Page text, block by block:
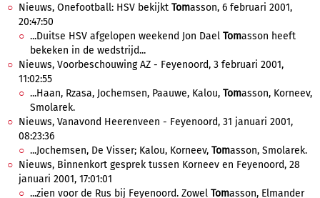
Nieuws, Onefootball: HSV bekijkt Tomasson, 6 februari 2001,
20:47:50
...Duitse HSV afgelopen weekend Jon Dael Tomasson heeft
bekeken in de wedstrijd...
Nieuws, Voorbeschouwing AZ - Feyenoord, 3 februari 2001,
11:02:55
...Haan, Rzasa, Jochemsen, Paauwe, Kalou, Tomasson, Korneev,
Smolarek.
Nieuws, Vanavond Heerenveen - Feyenoord, 31 januari 2001,
08:23:36
...Jochemsen, De Visser; Kalou, Korneev, Tomasson, Smolarek.
Nieuws, Binnenkort gesprek tussen Korneev en Feyenoord, 28
januari 2001, 17:01:01
...zien voor de Rus bij Feyenoord. Zowel Tomasson, Elmander